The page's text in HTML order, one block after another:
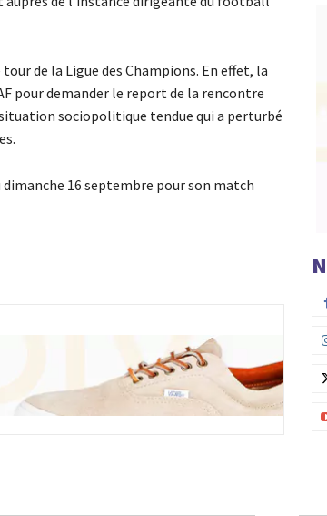
de la Ligue des Champions. En effet, la
pour demander le report de la rencontre
sociopolitique tendue qui a perturbé
dimanche 16 septembre pour son match